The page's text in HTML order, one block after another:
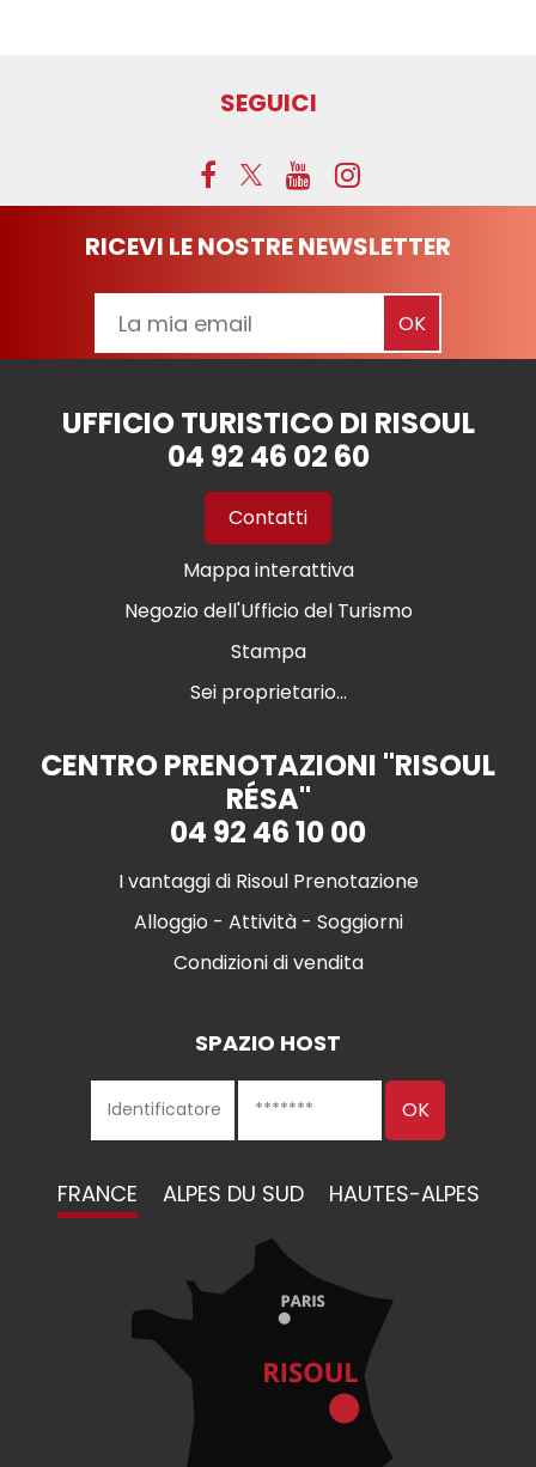
SEGUICI
RICEVI LE NOSTRE NEWSLETTER
UFFICIO TURISTICO DI RISOUL
04 92 46 02 60
Contatti
Mappa interattiva
Negozio dell'Ufficio del Turismo
Stampa
Sei proprietario...
CENTRO PRENOTAZIONI "RISOUL
RÉSA"
04 92 46 10 00
I vantaggi di Risoul Prenotazione
Alloggio - Attività - Soggiorni
Condizioni di vendita
SPAZIO HOST
FRANCE ALPES DU SUD HAUTES-ALPES